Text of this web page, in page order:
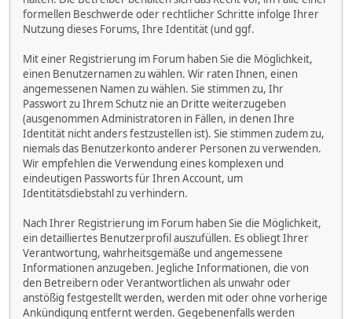
formellen Beschwerde oder rechtlicher Schritte infolge Ihrer
Nutzung dieses Forums, Ihre Identität (und ggf.
Mit einer Registrierung im Forum haben Sie die Möglichkeit,
einen Benutzernamen zu wählen. Wir raten Ihnen, einen
angemessenen Namen zu wählen. Sie stimmen zu, Ihr
Passwort zu Ihrem Schutz nie an Dritte weiterzugeben
(ausgenommen Administratoren in Fällen, in denen Ihre
Identität nicht anders festzustellen ist). Sie stimmen zudem zu,
niemals das Benutzerkonto anderer Personen zu verwenden.
Wir empfehlen die Verwendung eines komplexen und
eindeutigen Passworts für Ihren Account, um
Identitätsdiebstahl zu verhindern.
Nach Ihrer Registrierung im Forum haben Sie die Möglichkeit,
ein detailliertes Benutzerprofil auszufüllen. Es obliegt Ihrer
Verantwortung, wahrheitsgemäße und angemessene
Informationen anzugeben. Jegliche Informationen, die von
den Betreibern oder Verantwortlichen als unwahr oder
anstößig festgestellt werden, werden mit oder ohne vorherige
Ankündigung entfernt werden. Gegebenenfalls werden